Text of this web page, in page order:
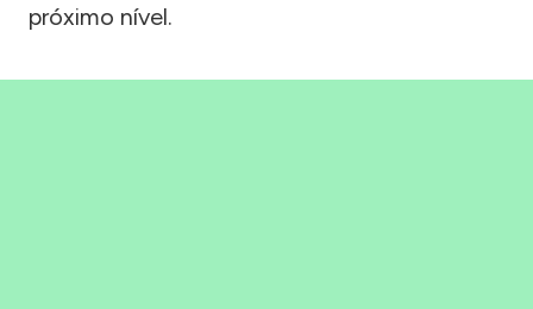
próximo nível.